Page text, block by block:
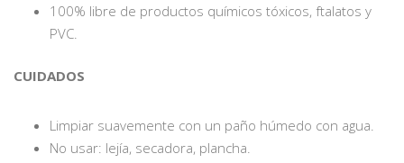
100% libre de productos químicos tóxicos, ftalatos y
PVC.
CUIDADOS
Limpiar suavemente con un paño húmedo con agua.
No usar: lejía, secadora, plancha.